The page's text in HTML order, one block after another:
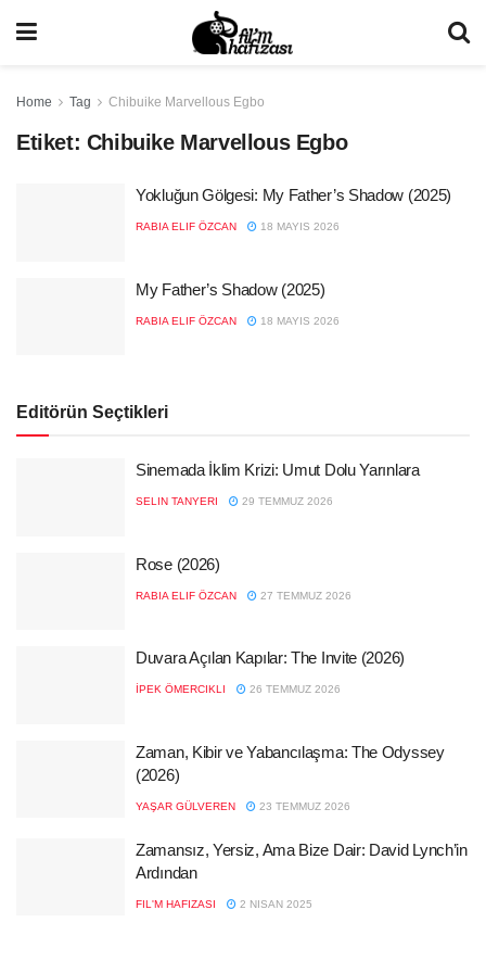
Home Tag Chibuike Marvellous Egbo
Etiket: Chibuike Marvellous Egbo
Yokluğun Gölgesi: My Father’s Shadow (2025)
RABIA ELIF ÖZCAN 18 MAYIS 2026
My Father’s Shadow (2025)
RABIA ELIF ÖZCAN 18 MAYIS 2026
Editörün Seçtikleri
Sinemada İklim Krizi: Umut Dolu Yarınlara
SELIN TANYERI 29 TEMMUZ 2026
Rose (2026)
RABIA ELIF ÖZCAN 27 TEMMUZ 2026
Duvara Açılan Kapılar: The Invite (2026)
İPEK ÖMERCIKLI 26 TEMMUZ 2026
Zaman, Kibir ve Yabancılaşma: The Odyssey
(2026)
YAŞAR GÜLVEREN 23 TEMMUZ 2026
Zamansız, Yersiz, Ama Bize Dair: David Lynch’in
Ardından
FIL'M HAFIZASI 2 NISAN 2025